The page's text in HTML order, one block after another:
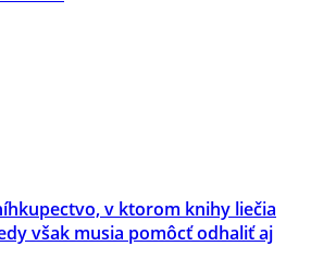
v ktorom knihy liečia
však musia pomôcť odhaliť aj